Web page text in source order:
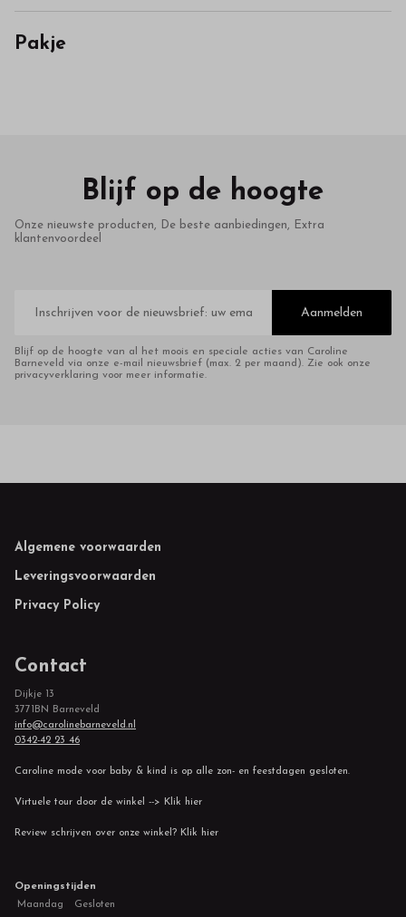
Pakje
Blijf op de hoogte
Onze nieuwste producten, De beste aanbiedingen, Extra
klantenvoordeel
mailadres
Aanmelden
Blijf op de hoogte van al het moois en speciale acties van Caroline
Barneveld via onze e-mail nieuwsbrief (max. 2 per maand). Zie ook onze
privacyverklaring voor meer informatie.
Footer
Algemene voorwaarden
Leveringsvoorwaarden
Privacy Policy
Contact
Dijkje 13
3771BN Barneveld
info@carolinebarneveld.nl
0342-42 23 46
Caroline mode voor baby & kind is op alle zon- en feestdagen gesloten.
Virtuele tour door de winkel --> Klik hier
Review schrijven over onze winkel? Klik hier
Openingstijden
Maandag
Gesloten